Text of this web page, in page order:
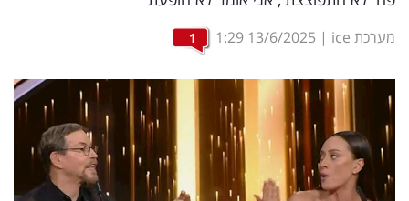
משפט
מדדים
ומחקרים
דעות
רכילות
מערכת ice |
13/6/2025
1:29
1